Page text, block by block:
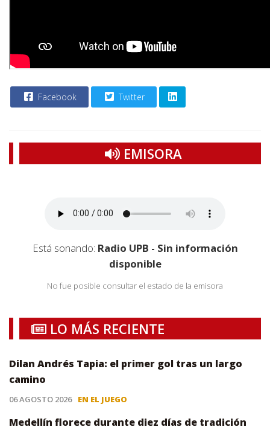
Facebook Twitter
EMISORA
Está sonando: Radio UPB - Sin información
disponible
No fue posible consultar el estado de la emisora
LO MÁS RECIENTE
Dilan Andrés Tapia: el primer gol tras un largo
camino
06 AGOSTO 2026 EN EL JUEGO
Medellín florece durante diez días de tradición